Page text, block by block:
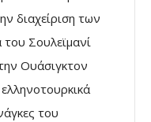
διαχείριση των
Σουλεϊμανί
Ουάσιγκτον
του